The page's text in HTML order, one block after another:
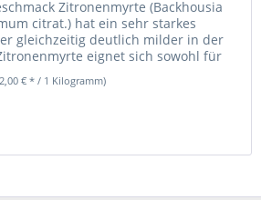
Zitronenmyrte (Backhousia
citrat.) hat ein sehr starkes
gleichzeitig deutlich milder in der
eignet sich sowohl für
€ * / 1 Kilogramm)